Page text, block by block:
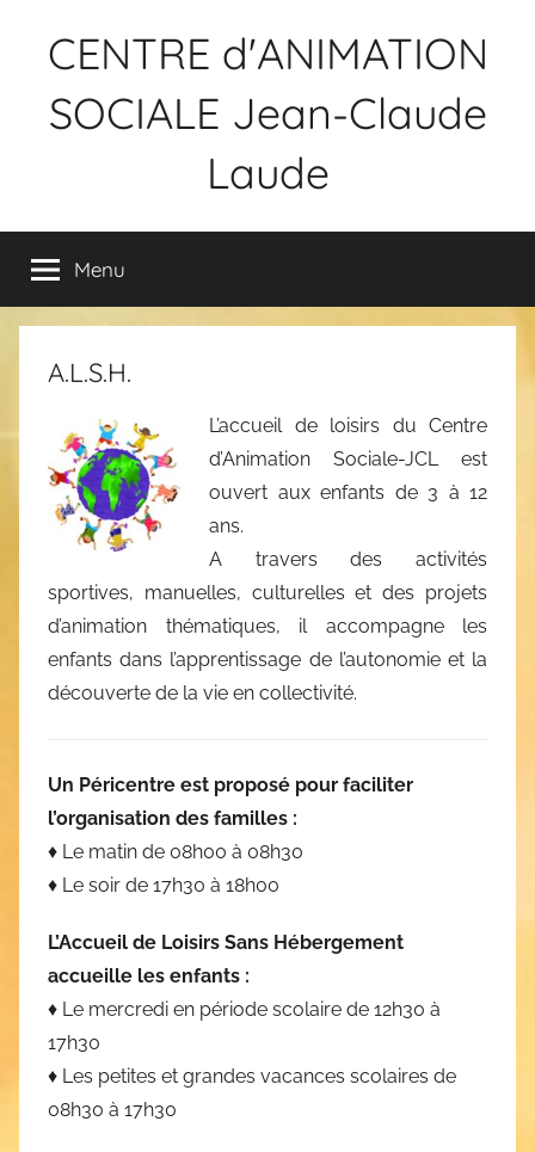
CENTRE d'ANIMATION
SOCIALE Jean-Claude
Laude
Menu
A.L.S.H.
L’accueil de loisirs du Centre
d’Animation Sociale-JCL est
ouvert aux enfants de 3 à 12
ans.
A travers des activités
sportives, manuelles, culturelles et des projets
d’animation thématiques, il accompagne les
enfants dans l’apprentissage de l’autonomie et la
découverte de la vie en collectivité.
Un Péricentre est proposé pour faciliter
l’organisation des familles :
♦ Le matin de 08h00 à 08h30
♦ Le soir de 17h30 à 18h00
L’Accueil de Loisirs Sans Hébergement
accueille les enfants :
♦ Le mercredi en période scolaire de 12h30 à
17h30
♦ Les petites et grandes vacances scolaires de
08h30 à 17h30